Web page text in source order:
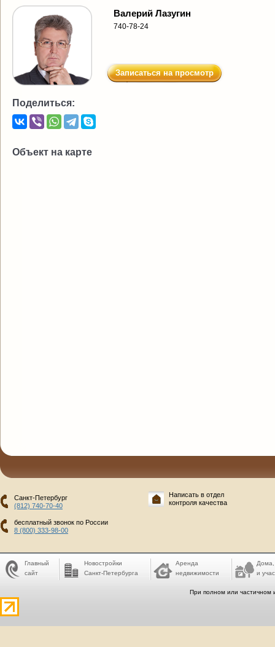
Валерий Лазугин
740-78-24
Записаться на просмотр
Поделиться:
Объект на карте
Санкт-Петербург
(812) 740-70-40
бесплатный звонок по России
8 (800) 333-98-00
Написать в отдел
контроля качества
Главный
сайт
Новостройки
Санкт-Петербурга
Аренда
недвижимости
Дома,
и
При полном или частичном